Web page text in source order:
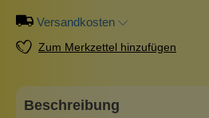
Versandkosten
Zum Merkzettel hinzufügen
Beschreibung